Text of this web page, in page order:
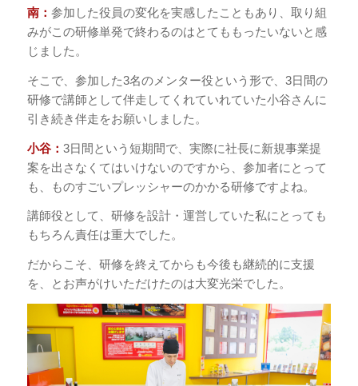
南： 参加した役員の変化を実感したこともあり、取り組
みがこの研修単発で終わるのはとてももったいないと感
じました。
そこで、参加した3名のメンター役という形で、3日間の
研修で講師として伴走してくれていれていた小谷さんに
引き続き伴走をお願いしました。
小谷： 3日間という短期間で、実際に社長に新規事業提
案を出さなくてはいけないのですから、参加者にとって
も、ものすごいプレッシャーのかかる研修ですよね。
講師役として、研修を設計・運営していた私にとっても
もちろん責任は重大でした。
だからこそ、研修を終えてからも今後も継続的に支援
を、とお声がけいただけたのは大変光栄でした。